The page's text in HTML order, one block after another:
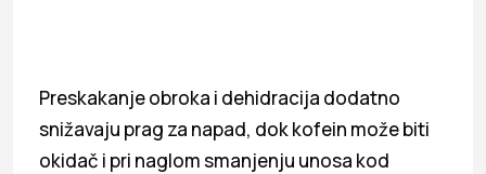
Preskakanje obroka i dehidracija dodatno
snižavaju prag za napad, dok kofein može biti
okidač i pri naglom smanjenju unosa kod